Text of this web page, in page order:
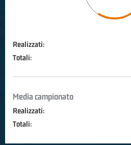
Realizzati:
Totali:
Media campionato
Realizzati:
Totali: